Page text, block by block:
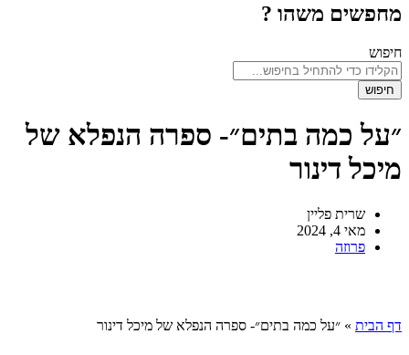
משהו ?
חיפוש
כמה בתים״- ספרה הנפלא של
דינור
שרית פליין
מאי 4, 2024
פרוזה
הבית» ״על כמה בתים״- ספרה הנפלא של מיכל דינור